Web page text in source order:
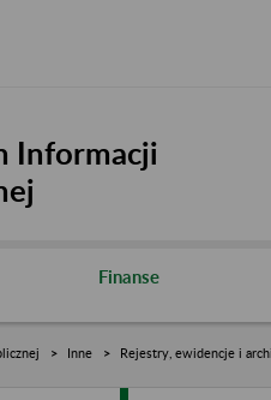
Informacji
Finanse
Inne Rejestry, ewidencje i